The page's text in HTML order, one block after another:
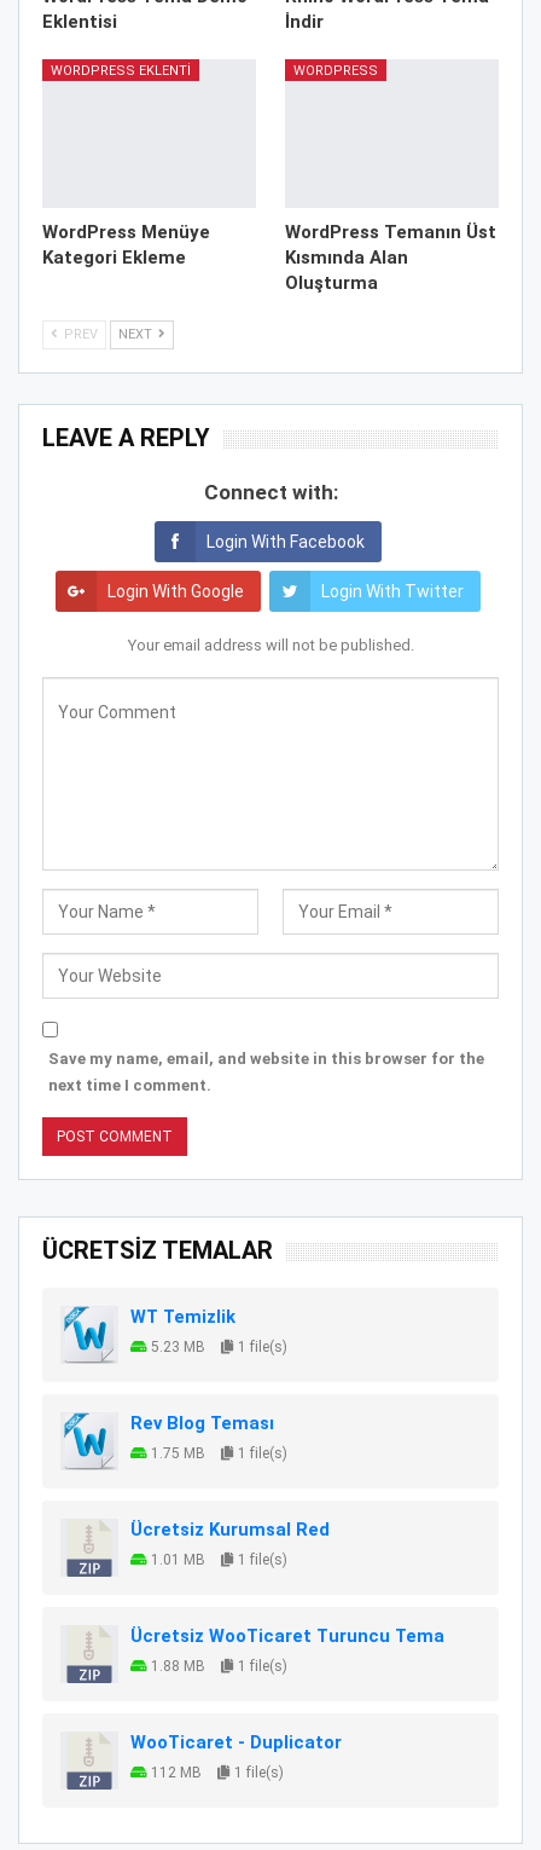
Eklentisi
İndir
WORDPRESS EKLENTI
WordPress Menüye
Kategori Ekleme
WORDPRESS
WordPress Temanın Üst
Kısmında Alan
Oluşturma
PREV NEXT
LEAVE A REPLY
Connect with:
Login With Facebook
Login With Google Login With Twitter
Your email address will not be published.
Save my name, email, and website in this browser for the
next time I comment.
ÜCRETSİZ TEMALAR
WT Temizlik
5.23 MB 1 file(s)
Rev Blog Teması
1.75 MB 1 file(s)
Ücretsiz Kurumsal Red
1.01 MB 1 file(s)
Ücretsiz WooTicaret Turuncu Tema
1.88 MB 1 file(s)
WooTicaret - Duplicator
112 MB 1 file(s)